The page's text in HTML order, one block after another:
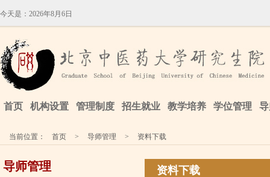
今天是： 2026年8月6日
首页 机构设置 管理制度 招生就业 教学培养 学位管理
当前位置： 首页 > 导师管理 > 资料下载
导师管理 资料下载